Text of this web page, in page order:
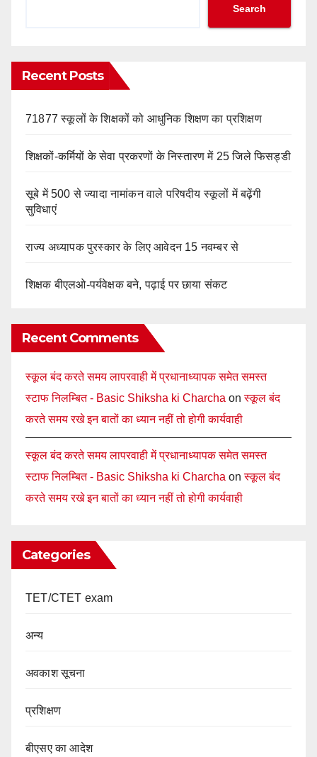
Search
Recent Posts
71877 स्कूलों के शिक्षकों को आधुनिक शिक्षण का प्रशिक्षण
शिक्षकों-कर्मियों के सेवा प्रकरणों के निस्तारण में 25 जिले फिसड्डी
सूबे में 500 से ज्यादा नामांकन वाले परिषदीय स्कूलों में बढ़ेंगी
सुविधाएं
राज्य अध्यापक पुरस्कार के लिए आवेदन 15 नवम्बर से
शिक्षक बीएलओ-पर्यवेक्षक बने, पढ़ाई पर छाया संकट
Recent Comments
स्कूल बंद करते समय लापरवाही में प्रधानाध्यापक समेत समस्त
स्टाफ निलम्बित - Basic Shiksha ki Charcha onस्कूल बंद
करते समय रखे इन बातों का ध्यान नहीं तो होगी कार्यवाही
स्कूल बंद करते समय लापरवाही में प्रधानाध्यापक समेत समस्त
स्टाफ निलम्बित - Basic Shiksha ki Charcha onस्कूल बंद
करते समय रखे इन बातों का ध्यान नहीं तो होगी कार्यवाही
Categories
TET/CTET exam
अन्य
अवकाश सूचना
प्रशिक्षण
बीएसए का आदेश